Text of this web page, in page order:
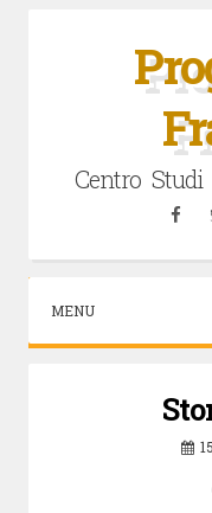
Centro
MENU